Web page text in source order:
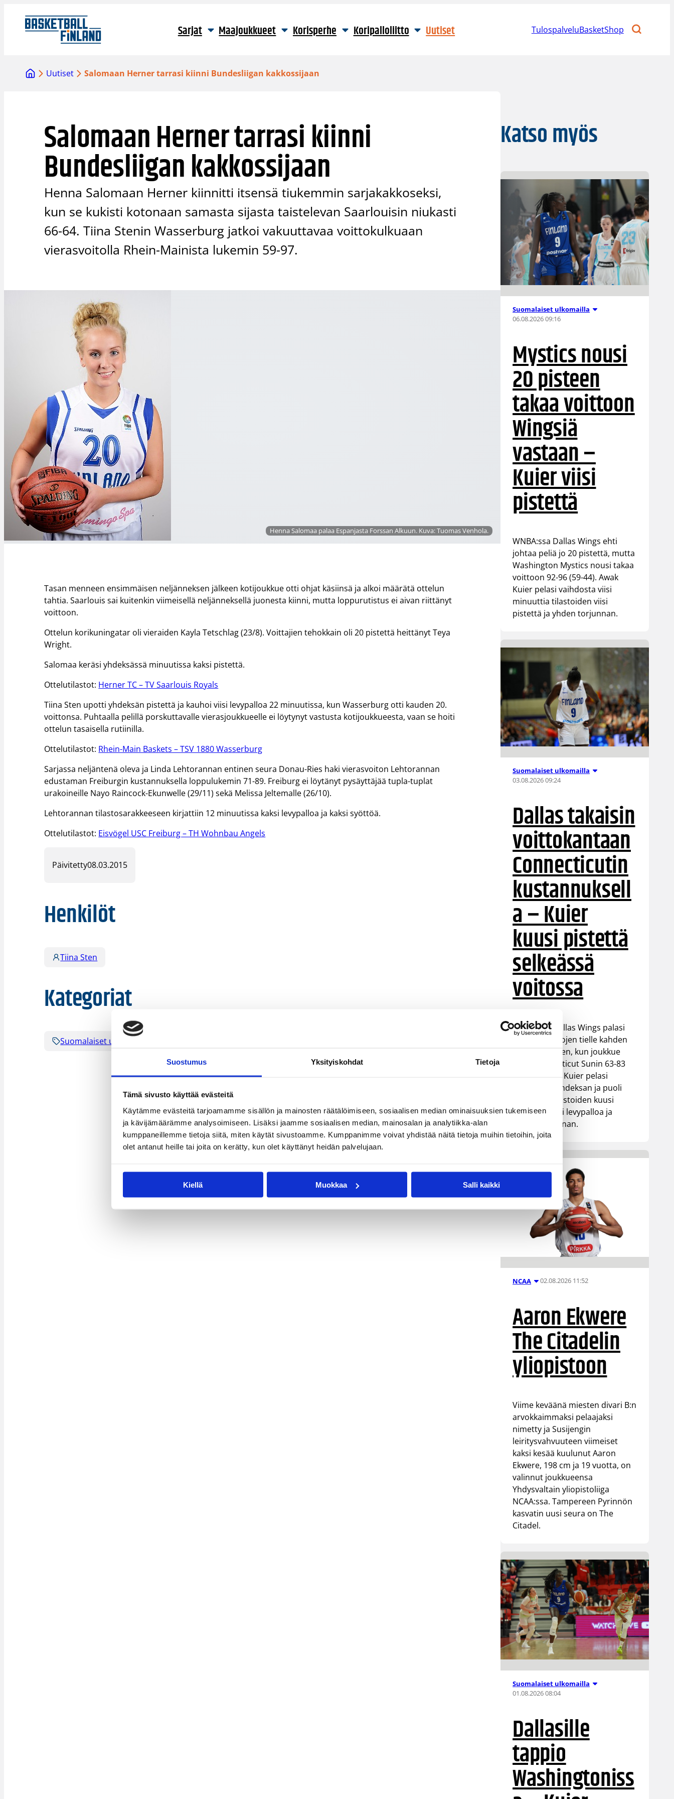
Suostumus Yksityiskohdat Tietoja
Tämä sivusto käyttää evästeitä
Käytämme evästeitä tarjoamamme sisällön ja mainosten räätälöimiseen, sosiaalisen median ominaisuuksien tukemiseen
ja kävijämäärämme analysoimiseen. Lisäksi jaamme sosiaalisen median, mainosalan ja analytiikka-alan
kumppaneillemme tietoja siitä, miten käytät sivustoamme. Kumppanimme voivat yhdistää näitä tietoja muihin tietoihin, joita
olet antanut heille tai joita on kerätty, kun olet käyttänyt heidän palvelujaan.
Kiellä Muokkaa Salli kaikki
sisältöön
Sarjat Maajoukkueet Korisperhe Koripalloliitto Uutiset TulospalveluBasketShop
Uutiset Salomaan Herner tarrasi kiinni Bundesliigan kakkossijaan
Salomaan Herner tarrasi kiinni
Bundesliigan kakkossijaan
Henna Salomaan Herner kiinnitti itsensä tiukemmin sarjakakkoseksi,
kun se kukisti kotonaan samasta sijasta taistelevan Saarlouisin niukasti
66-64. Tiina Stenin Wasserburg jatkoi vakuuttavaa voittokulkuaan
vierasvoitolla Rhein-Mainista lukemin 59-97.
Henna Salomaa palaa Espanjasta Forssan Alkuun. Kuva: Tuomas Venhola.
Tasan menneen ensimmäisen neljänneksen jälkeen kotijoukkue otti ohjat käsiinsä ja alkoi määrätä ottelun
tahtia. Saarlouis sai kuitenkin viimeisellä neljänneksellä juonesta kiinni, mutta loppurutistus ei aivan riittänyt
voittoon.
Ottelun korikuningatar oli vieraiden Kayla Tetschlag (23/8). Voittajien tehokkain oli 20 pistettä heittänyt Teya
Wright.
Salomaa keräsi yhdeksässä minuutissa kaksi pistettä.
Ottelutilastot: Herner TC – TV Saarlouis Royals
Tiina Sten upotti yhdeksän pistettä ja kauhoi viisi levypalloa 22 minuutissa, kun Wasserburg otti kauden 20.
voittonsa. Puhtaalla pelillä porskuttavalle vierasjoukkueelle ei löytynyt vastusta kotijoukkueesta, vaan se hoiti
ottelun tasaisella rutiinilla.
Ottelutilastot: Rhein-Main Baskets – TSV 1880 Wasserburg
Sarjassa neljäntenä oleva ja Linda Lehtorannan entinen seura Donau-Ries haki vierasvoiton Lehtorannan
edustaman Freiburgin kustannuksella loppulukemin 71-89. Freiburg ei löytänyt pysäyttäjää tupla-tuplat
urakoineille Nayo Raincock-Ekunwelle (29/11) sekä Melissa Jeltemalle (26/10).
Lehtorannan tilastosarakkeeseen kirjattiin 12 minuutissa kaksi levypalloa ja kaksi syöttöä.
Ottelutilastot: Eisvögel USC Freiburg – TH Wohnbau Angels
Päivitetty08.03.2015
Henkilöt
Tiina Sten
Kategoriat
Suomalaiset ulkomailla
Katso myös
Suomalaiset ulkomailla
06.08.2026 09:16
Mystics nousi
20 pisteen
takaa voittoon
Wingsiä
vastaan –
Kuier viisi
pistettä
WNBA:ssa Dallas Wings ehti
johtaa peliä jo 20 pistettä, mutta
Washington Mystics nousi takaa
voittoon 92-96 (59-44). Awak
Kuier pelasi vaihdosta viisi
minuuttia tilastoiden viisi
pistettä ja yhden torjunnan.
Suomalaiset ulkomailla
03.08.2026 09:24
Dallas takaisin
voittokantaan
Connecticutin
kustannuksell
a – Kuier
kuusi pistettä
selkeässä
voitossa
WNBA:ssa Dallas Wings palasi
takaisin voittojen tielle kahden
tappion jälkeen, kun joukkue
voitti Connecticut Sunin 63-83
(37-48). Awak Kuier pelasi
vaihdosta kahdeksan ja puoli
minuuttia tilastoiden kuusi
pistettä, kaksi levypalloa ja
yhden torjunnan.
NCAA 02.08.2026 11:52
Aaron Ekwere
The Citadelin
yliopistoon
Viime keväänä miesten divari B:n
arvokkaimmaksi pelaajaksi
nimetty ja Susijengin
leiritysvahvuuteen viimeiset
kaksi kesää kuulunut Aaron
Ekwere, 198 cm ja 19 vuotta, on
valinnut joukkueensa
Yhdysvaltain yliopistoliiga
NCAA:ssa. Tampereen Pyrinnön
kasvatin uusi seura on The
Citadel.
Suomalaiset ulkomailla
01.08.2026 08:04
Dallasille
tappio
Washingtoniss